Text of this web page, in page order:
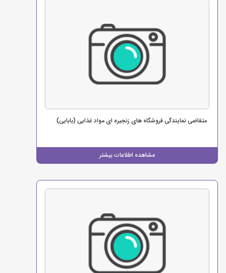
مشاهده اطلاعات بیشتر
متقاضی نمایندگی فروشگاه های زنجیره ای مواد غذایی (بابایی)